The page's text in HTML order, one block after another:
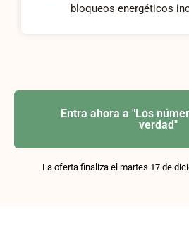
bloqueos energéticos
Entra ahora a "Los
verdad"
La oferta finaliza el martes 17 de